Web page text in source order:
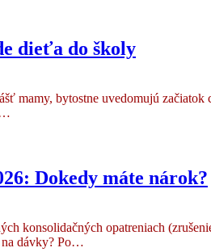
dieťa do školy
mamy, bytostne uvedomujú
Dokedy máte nárok?
konsolidačných opatreniach
na dávky? Po…